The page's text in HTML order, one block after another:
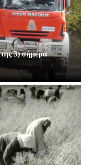
3) σήμερα